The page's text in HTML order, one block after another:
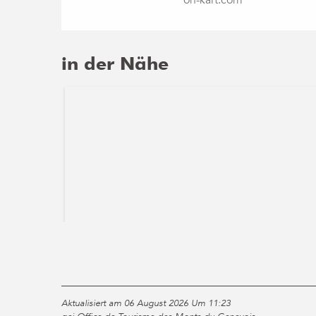
in der Nähe
Aktualisiert am 06 August 2026 Um 11:23